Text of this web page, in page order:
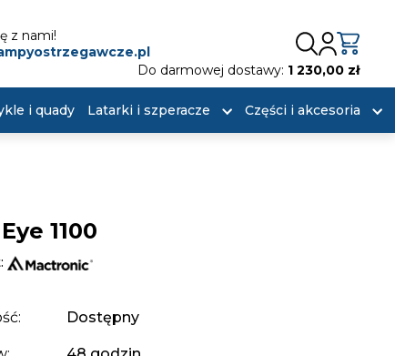
z nami!
Do darmowej dostawy: 1 230,00 zł
i quady Latarki i szperacze Części i akcesoria
1100
Dostępny